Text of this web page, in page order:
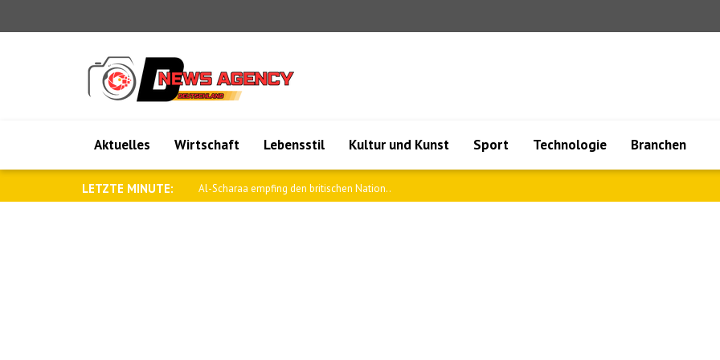
Aktuelles Wirtschaft Lebensstil Kultur und Kunst Sport Technologie Branchen
LETZTE MINUTE: Al-Scharaa empfing den britischen Nation..